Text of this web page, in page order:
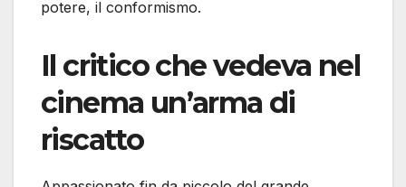
potere, il conformismo.
Il critico che vedeva nel
cinema un’arma di
riscatto